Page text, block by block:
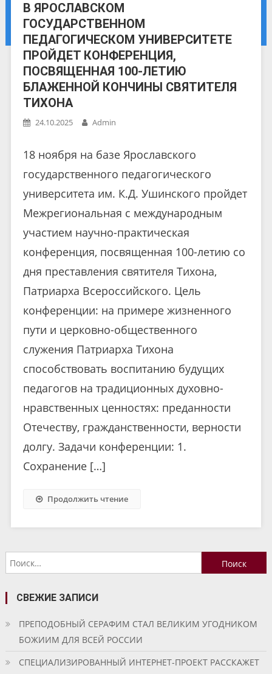
В ЯРОСЛАВСКОМ
ГОСУДАРСТВЕННОМ
ПЕДАГОГИЧЕСКОМ УНИВЕРСИТЕТЕ
ПРОЙДЕТ КОНФЕРЕНЦИЯ,
ПОСВЯЩЕННАЯ 100-ЛЕТИЮ
БЛАЖЕННОЙ КОНЧИНЫ СВЯТИТЕЛЯ
ТИХОНА
24.10.2025 Admin
18 ноября на базе Ярославского
государственного педагогического
университета им. К.Д. Ушинского пройдет
Межрегиональная с международным
участием научно-практическая
конференция, посвященная 100-летию со
дня преставления святителя Тихона,
Патриарха Всероссийского. Цель
конференции: на примере жизненного
пути и церковно-общественного
служения Патриарха Тихона
способствовать воспитанию будущих
педагогов на традиционных духовно-
нравственных ценностях: преданности
Отечеству, гражданственности, верности
долгу. Задачи конференции: 1.
Сохранение […]
Продолжить чтение
Найти:
СВЕЖИЕ ЗАПИСИ
ПРЕПОДОБНЫЙ СЕРАФИМ СТАЛ ВЕЛИКИМ УГОДНИКОМ
БОЖИИМ ДЛЯ ВСЕЙ РОССИИ
СПЕЦИАЛИЗИРОВАННЫЙ ИНТЕРНЕТ-ПРОЕКТ РАССКАЖЕТ